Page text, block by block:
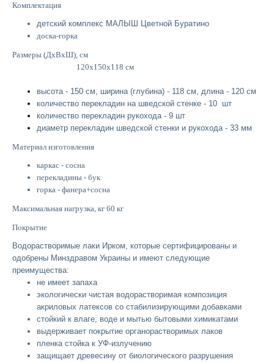
Комплектация
детский комплекс МАЛЫШ Цветной Буратино
доска-горка
Размеры (ДхВхШ), см
120х150х118 см
высота - 150 см, ширина (глубина) - 118 см, длина - 120 см
количество перекладин на шведской стенке - 10 шт
количество перекладин рукохода - 9 шт
диаметр перекладин шведской стенки и рукохода - 33 мм
Материал изготовления
каркас - сосна
перекладины - бук
горка - фанера+сосна
Максимальная нагрузка, кг 60 кг
Покрытие
Водорастворимые лаки Ирком, которые сертифицированы и
одобрены Минздравом Украины и имеют следующие
преимущества:
не имеет запаха
экологически чистая водорастворимая композиция
акриловых латексов со стабилизирующими добавками
стойкий к влаге, воде и мытью бытовыми химикатами
выдерживает покрытие органорастворимых лаков
пленка стойка к УФ-излучению
защищает древесину от биологического разрушения